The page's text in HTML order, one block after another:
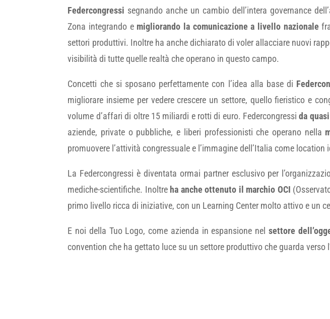
Federcongressi segnando anche un cambio dell’intera governance
Zona integrando e migliorando la comunicazione a livello nazionale
settori produttivi. Inoltre ha anche dichiarato di voler allacciare nuovi
visibilità di tutte quelle realtà che operano in questo campo.
Concetti che si sposano perfettamente con l’idea alla base di
migliorare insieme per vedere crescere un settore, quello fieristico e
volume d’affari di oltre 15 miliardi e rotti di euro. Federcongressi da
aziende, private o pubbliche, e liberi professionisti che operano nella
promuovere l’attività congressuale e l’immagine dell’Italia come
La Federcongressi è diventata ormai partner esclusivo per
mediche-scientifiche. Inoltre ha anche ottenuto il marchio OCI
primo livello ricca di iniziative, con un Learning Center molto attivo e un
E noi della Tuo Logo, come azienda in espansione nel settore
convention che ha gettato luce su un settore produttivo che guarda verso